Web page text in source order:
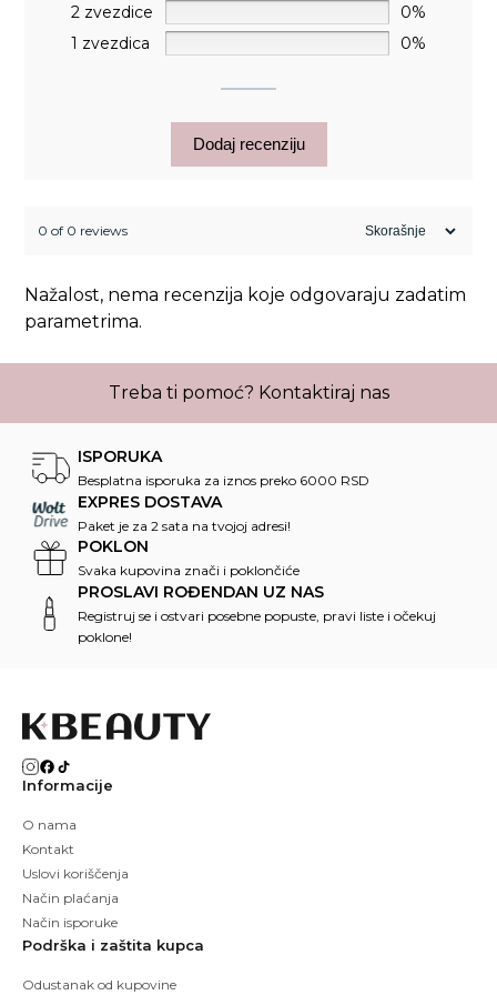
2 zvezdice
0%
1 zvezdica
0%
Dodaj recenziju
0 of 0 reviews
Nažalost, nema recenzija koje odgovaraju zadatim
parametrima.
Treba ti pomoć? Kontaktiraj nas
ISPORUKA
Besplatna isporuka za iznos preko 6000 RSD
EXPRES DOSTAVA
Paket je za 2 sata na tvojoj adresi!
POKLON
Svaka kupovina znači i poklončiće
PROSLAVI ROĐENDAN UZ NAS
Registruj se i ostvari posebne popuste, pravi liste i očekuj
poklone!
Informacije
O nama
Kontakt
Uslovi koriščenja
Način plaćanja
Način isporuke
Podrška i zaštita kupca
Odustanak od kupovine